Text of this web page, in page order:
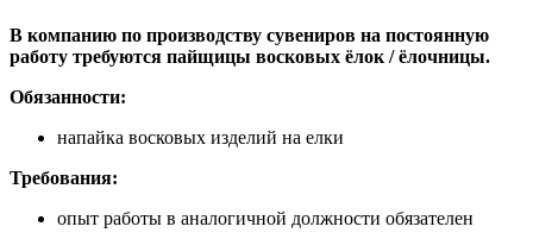
В компанию по производству сувениров на постоянную
работу требуются пайщицы восковых ёлок / ёлочницы.
Обязанности:
напайка восковых изделий на елки
Требования:
опыт работы в аналогичной должности обязателен